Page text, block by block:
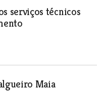
serviços técnicos
Maia